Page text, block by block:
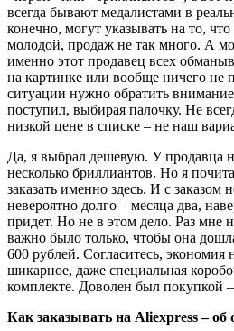
всегда бывают медалистами в
конечно, могут указывать на то,
молодой, продаж не так много. А
именно этот продавец всех
на картинке или вообще ничего не
ситуации нужно обратить
поступил, выбирая палочку. Не
низкой цене в списке – не наш
Да, я выбрал дешевую. У продавца
несколько бриллиантов. Но я
заказать именно здесь. И с
невероятно долго – месяца два,
придет. Но не в этом дело. Раз мне
важно было только, чтобы она
600 рублей. Согласитесь, экономия
шикарное, даже специальная
комплекте. Доволен был покупкой –
Как заказывать на Aliexpress – об